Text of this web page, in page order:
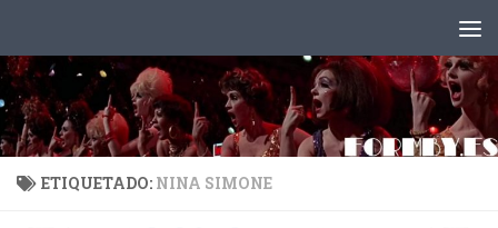
ETIQUETADO: NINA SIMONE